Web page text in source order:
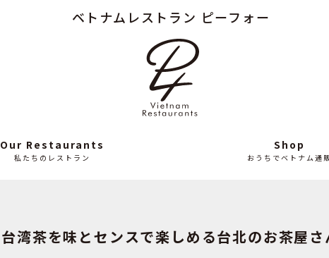
ベトナムレストラン ピーフォー
News
最
近
の
ニ
ュ
ー
ス
Our Restaurants
私たちのレストラン
Column
読み
もの
Shop
おうちでベトナム通
台湾茶を味とセンスで楽しめる台北のお茶屋さ